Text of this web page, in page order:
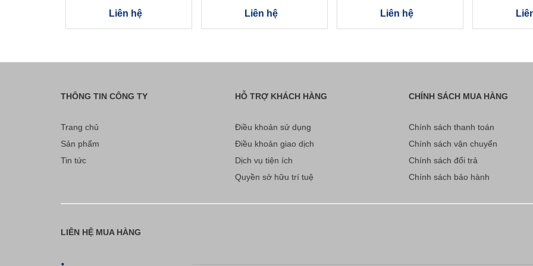
Liên hệ Liên hệ Liên hệ
THÔNG TIN CÔNG TY
Trang chủ
Sản phẩm
Tin tức
HỖ TRỢ KHÁCH HÀNG
Điều khoản sử dụng
Điều khoản giao dịch
Dịch vụ tiện ích
Quyền sở hữu trí tuệ
CHÍNH SÁCH MUA HÀNG
Chính sách thanh toán
Chính sách vận chuyển
Chính sách đổi trả
Chính sách bảo hành
LIÊN HỆ MUA HÀNG
.